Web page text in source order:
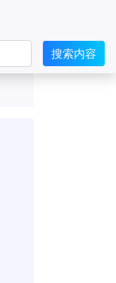
搜索内容